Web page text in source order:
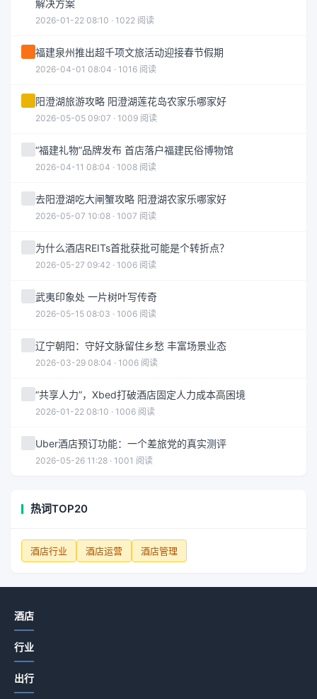
解决方案
2026-01-22 08:10 · 1022 阅读
福建泉州推出超千项文旅活动迎接春节假期
2026-04-01 08:04 · 1016 阅读
阳澄湖旅游攻略 阳澄湖莲花岛农家乐哪家好
2026-05-05 09:07 · 1009 阅读
“福建礼物”品牌发布 首店落户福建民俗博物馆
2026-04-11 08:04 · 1008 阅读
去阳澄湖吃大闸蟹攻略 阳澄湖农家乐哪家好
2026-05-07 10:08 · 1007 阅读
为什么酒店REITs首批获批可能是个转折点？
2026-05-27 09:42 · 1006 阅读
武夷印象处 一片树叶写传奇
2026-05-15 08:03 · 1006 阅读
辽宁朝阳：守好文脉留住乡愁 丰富场景业态
2026-03-29 08:04 · 1006 阅读
“共享人力”，Xbed打破酒店固定人力成本高困境
2026-01-22 08:10 · 1006 阅读
Uber酒店预订功能：一个差旅党的真实测评
2026-05-26 11:28 · 1001 阅读
热词TOP20
酒店行业 酒店运营 酒店管理
酒店
行业
出行